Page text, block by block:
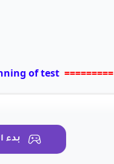
=========
of test
بدء